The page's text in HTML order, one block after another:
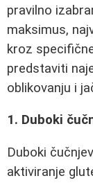
pravilno
maksimus,
kroz
predstaviti
oblikovanju i
1. Duboki
Duboki
aktiviranje